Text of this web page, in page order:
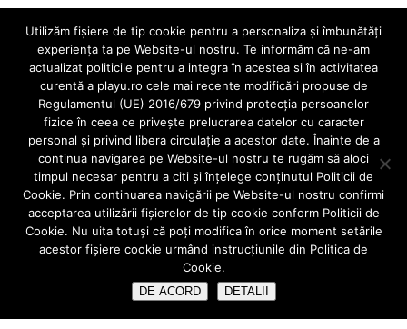
Cauta
Ultimele Articole
Aparatele mobile
Când alegem o fațeta dentară?
Implant sau punte dentara ?
IMPLANT DENTAR vs COROANA DENTARA/PUNTE CLASICA
Ce înseamnă urgentă stomatologica?
Utilizăm fişiere de tip cookie pentru a personaliza și îmbunătăți
experiența ta pe Website-ul nostru. Te informăm că ne-am
actualizat politicile pentru a integra în acestea si în activitatea
curentă a playu.ro cele mai recente modificări propuse de
Regulamentul (UE) 2016/679 privind protecția persoanelor
fizice în ceea ce privește prelucrarea datelor cu caracter
personal și privind libera circulație a acestor date. Înainte de a
continua navigarea pe Website-ul nostru te rugăm să aloci
timpul necesar pentru a citi și înțelege conținutul Politicii de
Cookie. Prin continuarea navigării pe Website-ul nostru confirmi
acceptarea utilizării fişierelor de tip cookie conform Politicii de
Cookie. Nu uita totuși că poți modifica în orice moment setările
acestor fişiere cookie urmând instrucțiunile din Politica de
Cookie.
DE ACORD DETALII